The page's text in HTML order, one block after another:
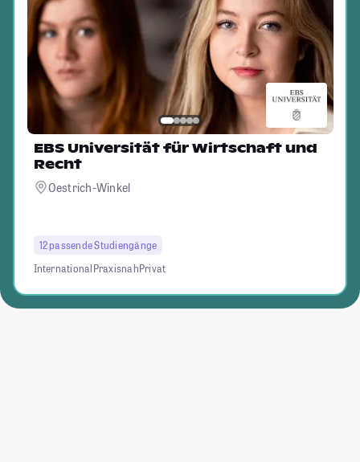
EBS Universität für Wirtschaft und
Recht
Oestrich-Winkel
12 passende Studiengänge
InternationalPraxisnahPrivat